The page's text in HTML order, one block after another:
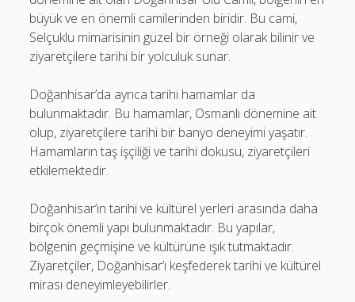
büyük ve en önemli camilerinden biridir. Bu cami,
Selçuklu mimarisinin güzel bir örneği olarak bilinir ve
ziyaretçilere tarihi bir yolculuk sunar.
Doğanhisar’da ayrıca tarihi hamamlar da
bulunmaktadır. Bu hamamlar, Osmanlı dönemine ait
olup, ziyaretçilere tarihi bir banyo deneyimi yaşatır.
Hamamların taş işçiliği ve tarihi dokusu, ziyaretçileri
etkilemektedir.
Doğanhisar’ın tarihi ve kültürel yerleri arasında daha
birçok önemli yapı bulunmaktadır. Bu yapılar,
bölgenin geçmişine ve kültürüne ışık tutmaktadır.
Ziyaretçiler, Doğanhisar’ı keşfederek tarihi ve kültürel
mirası deneyimleyebilirler.